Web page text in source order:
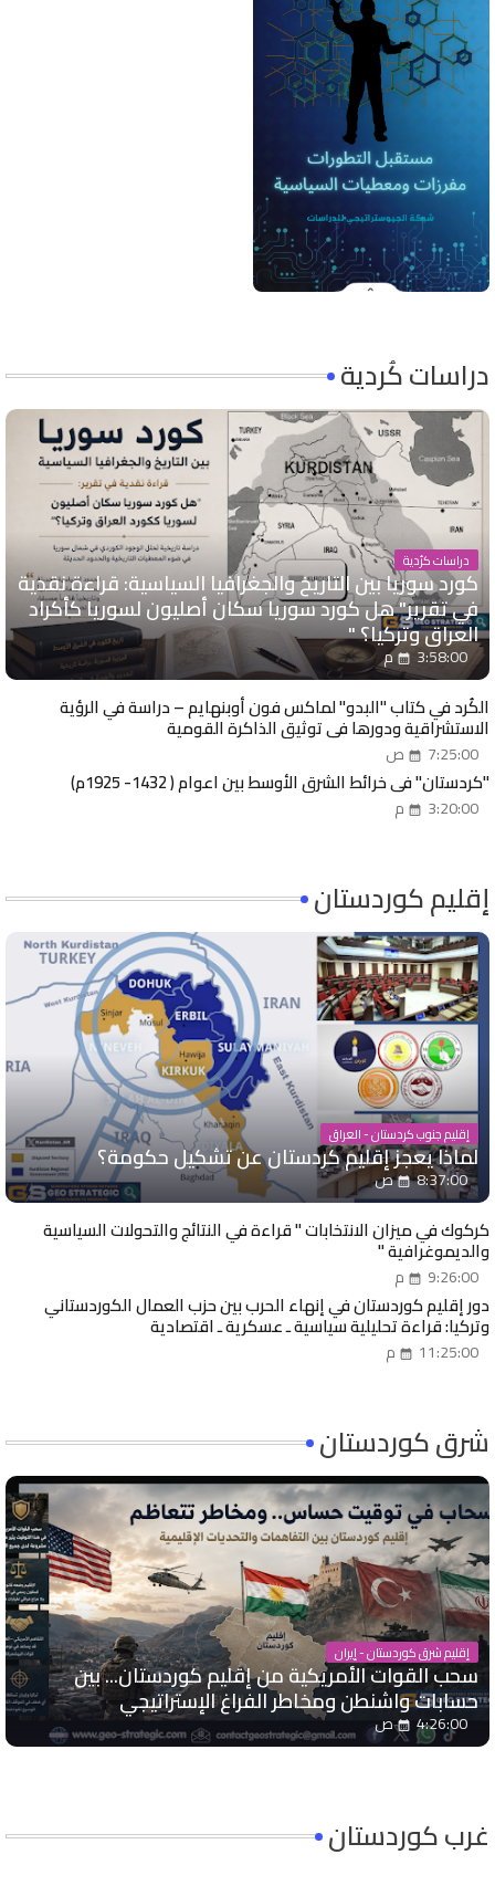
دراسات كُردية
دراسات كرُدية
كورد سوريا بين التاريخ والجغرافيا السياسية: قراءة نقدية
في تقرير" هل كورد سوريا سكان أصليون لسوريا كأكراد
العراق وتركيا؟ "
3:58:00 م
الكُرد في كتاب "البدو" لماكس فون أوبنهايم – دراسة في الرؤية
الاستشراقية ودورها في توثيق الذاكرة القومية
7:25:00 ص
"كردستان" في خرائط الشرق الأوسط بين اعوام ( 1432- 1925م)
3:20:00 م
إقليم كوردستان
إقليم جنوب كردستان - العراق
لماذا يعجز إقليم كردستان عن تشكيل حكومة؟
8:37:00 ص
كركوك في ميزان الانتخابات " قراءة في النتائج والتحولات السياسية
والديموغرافية "
9:26:00 م
دور إقليم كوردستان في إنهاء الحرب بين حزب العمال الكوردستاني
وتركيا: قراءة تحليلية سياسية ـ عسكرية ـ اقتصادية
11:25:00 م
شرق كوردستان
إقليم شرق كوردستان - إيران
سحب القوات الأمريكية من إقليم كوردستان... بين
حسابات واشنطن ومخاطر الفراغ الإستراتيجي
4:26:00 ص
غرب كوردستان